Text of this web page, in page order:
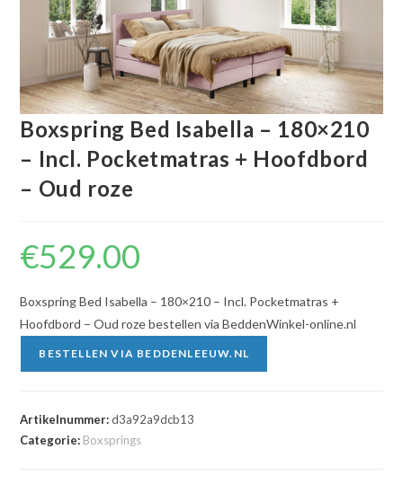
Boxspring Bed Isabella – 180×210
– Incl. Pocketmatras + Hoofdbord
– Oud roze
€529.00
Boxspring Bed Isabella – 180×210 – Incl. Pocketmatras +
Hoofdbord – Oud roze bestellen via BeddenWinkel-online.nl
BESTELLEN VIA BEDDENLEEUW.NL
Artikelnummer:d3a92a9dcb13
Categorie: Boxsprings